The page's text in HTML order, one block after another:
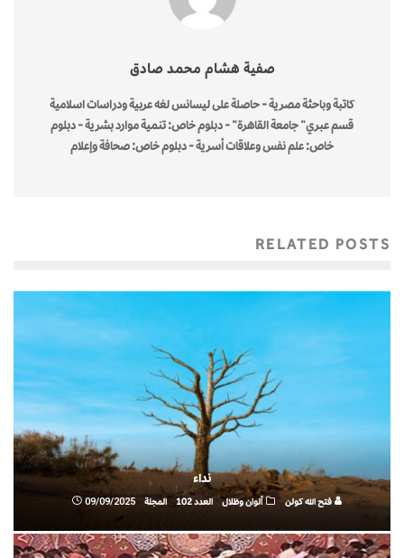
صفية هشام محمد صادق
كاتبة وباحثة مصرية - حاصلة على ليسانس لغه عربية ودراسات اسلامية
قسم عبري" جامعة القاهرة" - دبلوم خاص: تنمية موارد بشرية - دبلوم
خاص: علم نفس وعلاقات أسرية - دبلوم خاص: صحافة وإعلام
RELATED POSTS
نداء
فتح الله كولن ألوان وظلال العدد 102 المجلة 09/09/2025